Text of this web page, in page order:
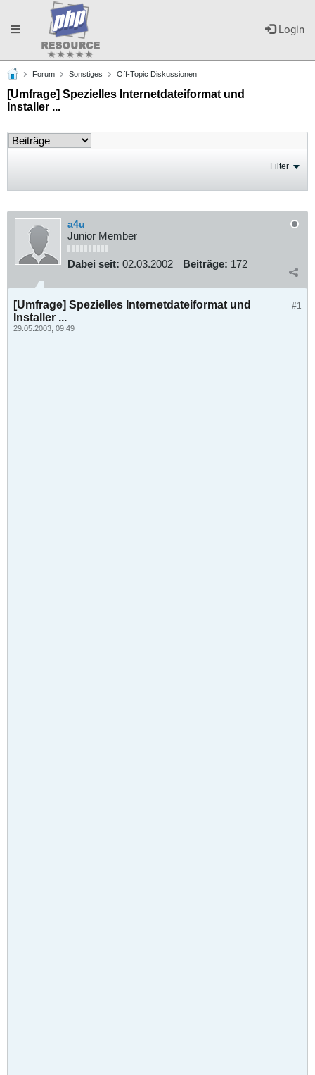
Login
Toggle
navigation
Forum Sonstiges Off-Topic Diskussionen
[Umfrage] Spezielles Internetdateiformat und
Installer ...
Filter
a4u
Junior Member
Dabei seit: 02.03.2002 Beiträge: 172
#1
[Umfrage] Spezielles Internetdateiformat und
Installer ...
29.05.2003, 09:49